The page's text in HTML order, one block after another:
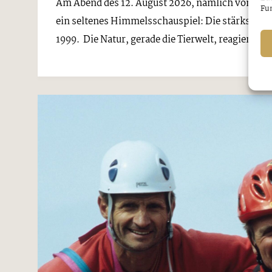
Am Abend des 12. August 2026, nämlich von
ein seltenes Himmelsschauspiel: Die stärkste
1999. Die Natur, gerade die Tierwelt, reagiert